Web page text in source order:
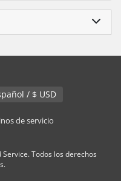
Español / $ USD
de servicio
Todos los derechos